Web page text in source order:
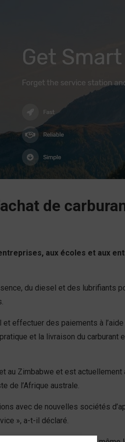
de
aux écoles et aux
du diesel et des lubrifiants
effectuer des paiements à
et la livraison du carburant
Zimbabwe et est actuellement
de l’Afrique australe.
avec de nouvelles sociétés
», a-t-il déclaré.